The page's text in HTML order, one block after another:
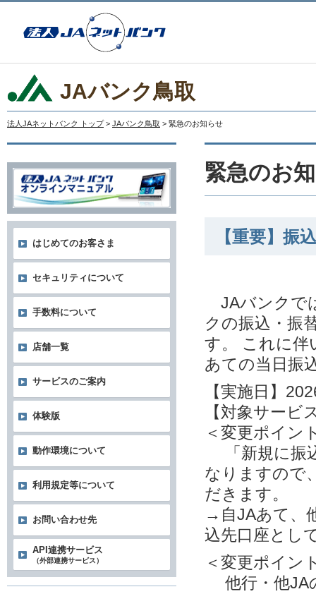
JAバンク鳥取
法人JAネットバンク トップ > JAバンク鳥取 > 緊急のお知らせ
緊急のお
【重要】振
JAバンクで
クの振込・振
す。 これに伴
あての当日振
【実施日】
【対象サービ
＜変更ポイン
「新規に振
なりますので
だきます。
→自JAあて、
込先口座とし
＜変更ポイン
他行・他JA
はじめてのお客さま
セキュリティについて
手数料について
店舗一覧
サービスのご案内
体験版
動作環境について
利用規定等について
お問い合わせ先
API連携サービス
（外部連携サービス）